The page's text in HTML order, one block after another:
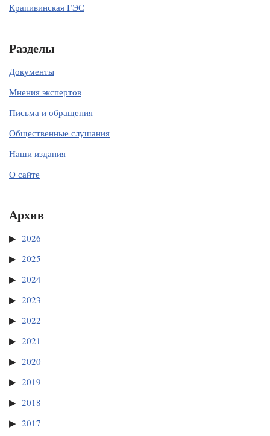
Крапивинская ГЭС
Разделы
Документы
Мнения экспертов
Письма и обращения
Общественные слушания
Наши издания
О сайте
Архив
2026
2025
2024
2023
2022
2021
2020
2019
2018
2017